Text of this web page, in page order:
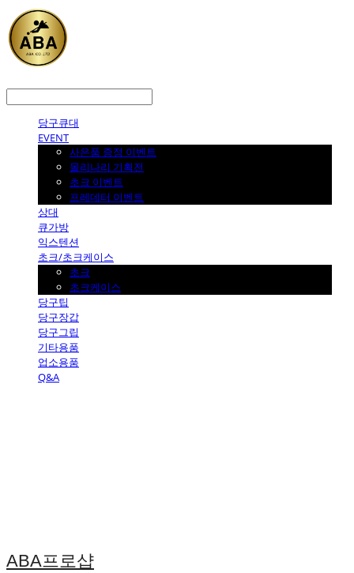
당구큐대
EVENT
사은품 증정 이벤트
몰리나리 기획전
초크 이벤트
프레데터 이벤트
상대
큐가방
익스텐션
초크/초크케이스
초크
초크케이스
당구팁
당구장갑
당구그립
기타용품
업소용품
Q&A
ABA프로샵